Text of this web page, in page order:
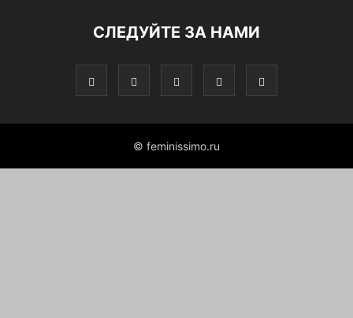
СЛЕДУЙТЕ ЗА НАМИ
© feminissimo.ru